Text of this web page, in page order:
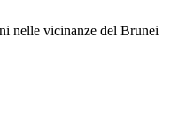
nelle vicinanze del Brunei